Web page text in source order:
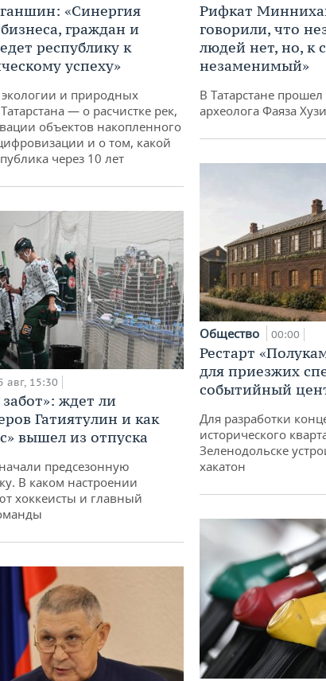
«Синергия
граждан и
республику к
успеху»
и природных
— о расчистке рек,
объектов накопленного
и о том, какой
через 10 лет
авг, 15:30
ждет ли
Гатиятулин и как
вышел из отпуска
предсезонную
В каком настроении
хоккеисты и главный
Рифкат
говорили, что
людей нет, но, к
незаменимый»
В Татарстане
археолога Фаяза
Общество 00:00
Рестарт
для приезжих
событийный
Для разработки
исторического
Зеленодольске
хакатон